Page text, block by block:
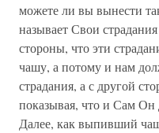
можете ли вы вынести
называет Свои
стороны, что эти
чашу, а потому и нам
страдания, а с другой
показывая, что и Сам Он
Далее, как выпивший